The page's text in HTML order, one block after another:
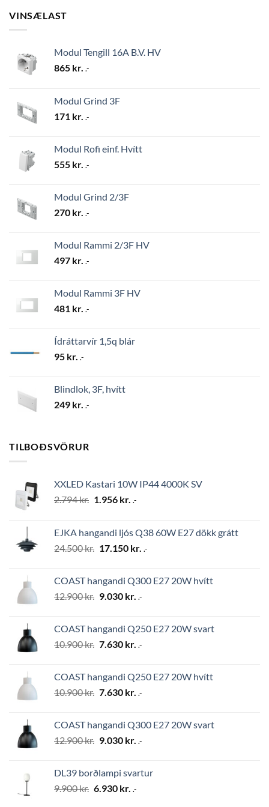
VINSÆLAST
Modul Tengill 16A B.V. HV
865 kr. .-
Modul Grind 3F
171 kr. .-
Modul Rofi einf. Hvítt
555 kr. .-
Modul Grind 2/3F
270 kr. .-
Modul Rammi 2/3F HV
497 kr. .-
Modul Rammi 3F HV
481 kr. .-
Ídráttarvír 1,5q blár
95 kr. .-
Blindlok, 3F, hvítt
249 kr. .-
TILBOÐSVÖRUR
XXLED Kastari 10W IP44 4000K SV
2.794kr. Original
2.794 kr..
1.956 kr. Current
1.956 kr..
.-
EJKA hangandi ljós Q38 60W E27 dökk grátt
24.500kr. Original
24.500 kr..
17.150 kr. Current
17.150 kr..
.-
COAST hangandi Q300 E27 20W hvítt
12.900kr. Original
12.900 kr..
9.030 kr. Current
9.030 kr..
.-
COAST hangandi Q250 E27 20W svart
10.900kr. Original
10.900 kr..
7.630 kr. Current
7.630 kr..
.-
COAST hangandi Q250 E27 20W hvítt
10.900kr. Original
10.900 kr..
7.630 kr. Current
7.630 kr..
.-
COAST hangandi Q300 E27 20W svart
12.900kr. Original
12.900 kr..
9.030 kr. Current
9.030 kr..
.-
DL39 borðlampi svartur
9.900kr. Original
6.930 kr. Current
.-